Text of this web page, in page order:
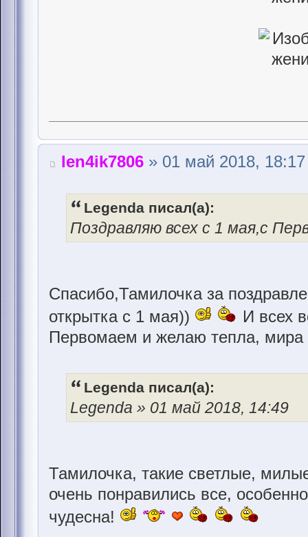
len4ik7806 » 01 май 2018, 18:17
Legenda писал(а):
Поздравляю всех с 1 мая,с
Спасибо,Тамилочка за
открытка с 1 мая))
И всех
Первомаем и желаю тепла, мира
Legenda писал(а):
Legenda » 01 май 2018, 14:49
Тамилочка, такие светлые,
очень понравились все,
чудесна!